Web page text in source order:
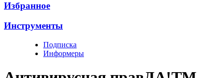
Избранное
Инструменты
Подписка
Информеры